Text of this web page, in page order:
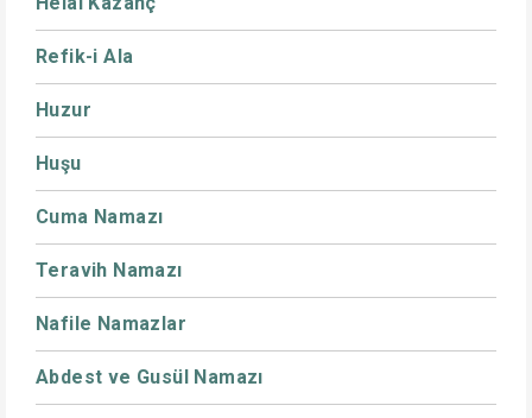
Refik-i Ala
Huzur
Huşu
Cuma Namazı
Teravih Namazı
Nafile Namazlar
Abdest ve Gusül Namazı